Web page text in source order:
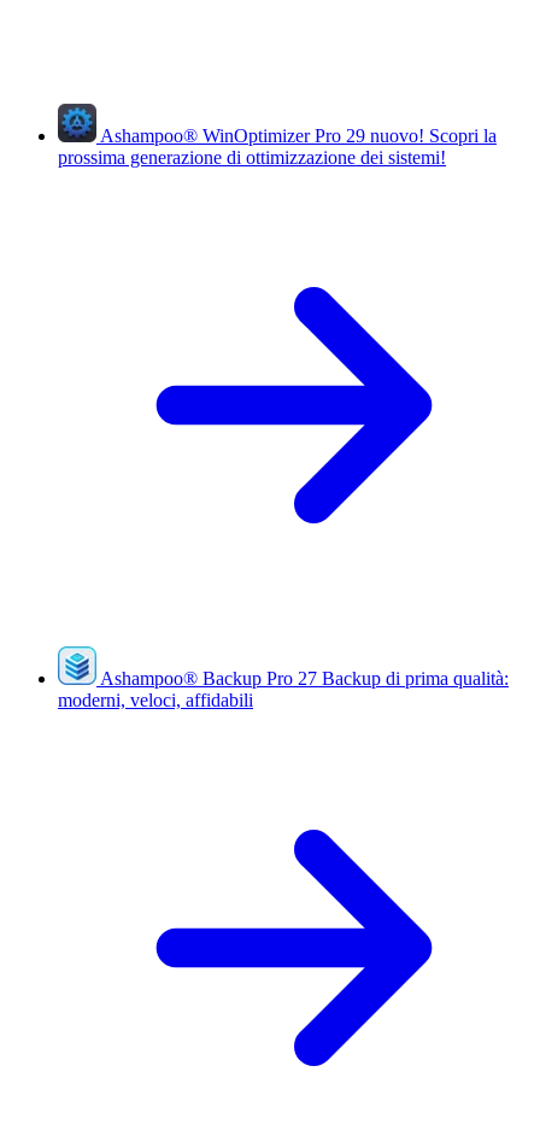
Ashampoo® WinOptimizer Pro 29 nuovo! Scopri la
prossima generazione di ottimizzazione dei sistemi!
Ashampoo® Backup Pro 27 Backup di prima qualità:
moderni, veloci, affidabili